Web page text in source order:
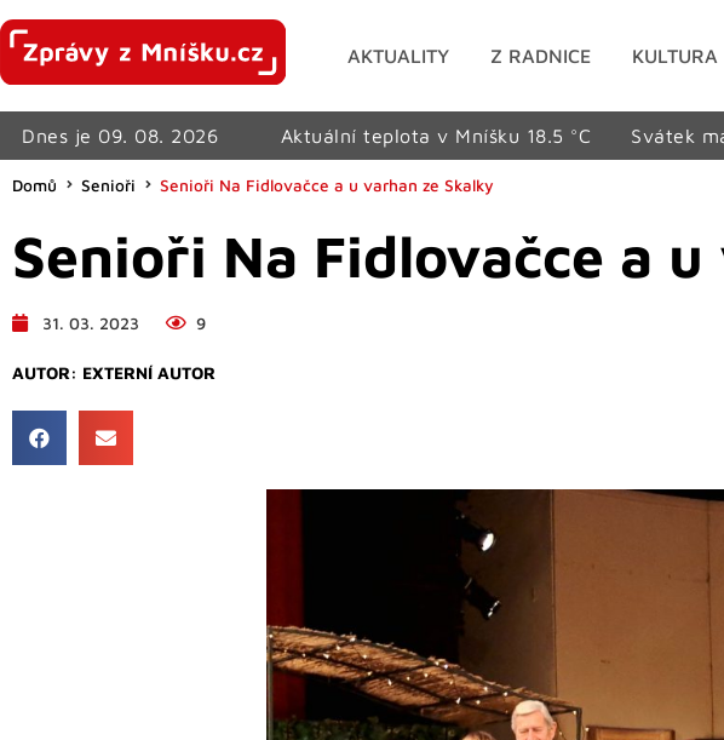
AKTUALITY Z RADNICE KULTURA
Dnes je 09. 08. 2026 Aktuální teplota v Mníšku 18.5 °C Svátek
Domů Senioři Senioři Na Fidlovačce a u varhan ze Skalky
Senioři Na Fidlovačce a
31. 03. 2023 9
AUTOR: EXTERNÍ AUTOR